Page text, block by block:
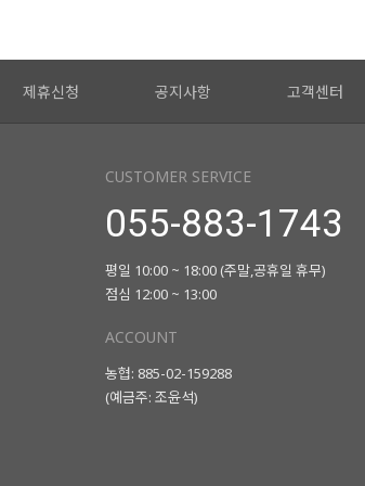
제휴신청 공지사항 고객센터
CUSTOMER SERVICE
055-883-1743
평일 10:00 ~ 18:00 (주말,공휴일 휴무)
점심 12:00 ~ 13:00
ACCOUNT
농협: 885-02-159288
(예금주: 조윤석)